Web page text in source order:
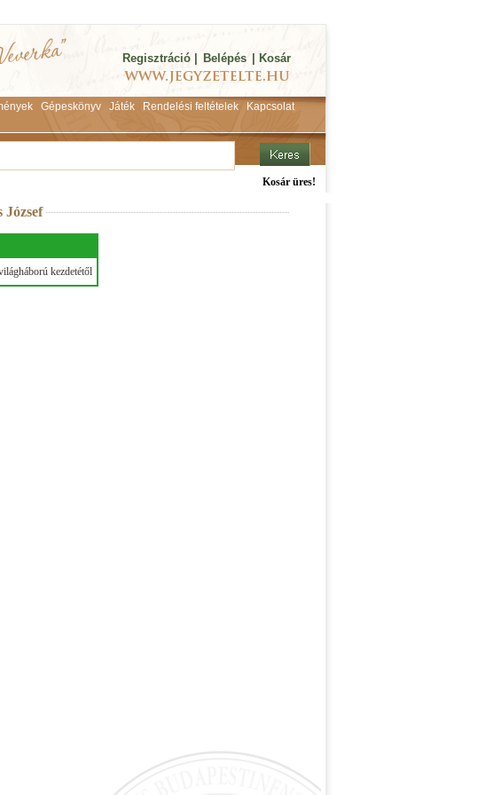
Regisztráció Belépés Kosár
Gépeskönyv Játék Rendelési feltételek Kapcsolat
Kosár üres!
József
kezdetétől